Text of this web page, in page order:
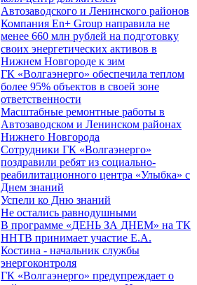
Автозаводского и Ленинского районов
Компания En+ Group направила не
менее 660 млн рублей на подготовку
своих энергетических активов в
Нижнем Новгороде к зим
ГК «Волгаэнерго» обеспечила теплом
более 95% объектов в своей зоне
ответственности
Масштабные ремонтные работы в
Автозаводском и Ленинском районах
Нижнего Новгорода
Сотрудники ГК «Волгаэнерго»
поздравили ребят из социально-
реабилитационного центра «Улыбка» с
Днем знаний
Успели ко Дню знаний
Не остались равнодушными
В программе «ДЕНЬ ЗА ДНЕМ» на ТК
ННТВ принимает участие Е.А.
Костина - начальник службы
энергоконтроля
ГК «Волгаэнерго» предупреждает о